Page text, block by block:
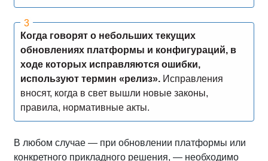
Когда говорят о небольших текущих
обновлениях платформы и конфигураций, в
ходе которых исправляются ошибки,
используют термин «релиз».Исправления
вносят, когда в свет вышли новые законы,
правила, нормативные акты.
В любом случае — при обновлении платформы или
конкретного прикладного решения, — необходимо